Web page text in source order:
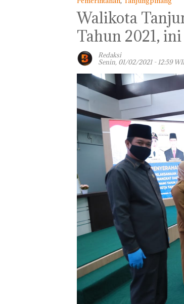
Walikota
Tahun 2021,
Redaksi
Senin, 01/02/2021 - 12:59